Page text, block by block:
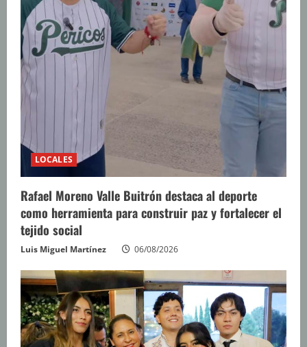
LOCALES
Rafael Moreno Valle Buitrón destaca al deporte
como herramienta para construir paz y fortalecer el
tejido social
Luis Miguel Martínez 06/08/2026